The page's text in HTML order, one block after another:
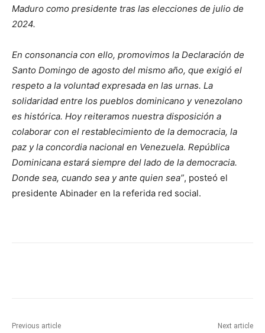
Maduro como presidente tras las elecciones de julio de
2024.
En consonancia con ello, promovimos la Declaración de
Santo Domingo de agosto del mismo año, que exigió el
respeto a la voluntad expresada en las urnas. La
solidaridad entre los pueblos dominicano y venezolano
es histórica. Hoy reiteramos nuestra disposición a
colaborar con el restablecimiento de la democracia, la
paz y la concordia nacional en Venezuela. República
Dominicana estará siempre del lado de la democracia.
Donde sea, cuando sea y ante quien sea”, posteó el
presidente Abinader en la referida red social.
Previous article Next article